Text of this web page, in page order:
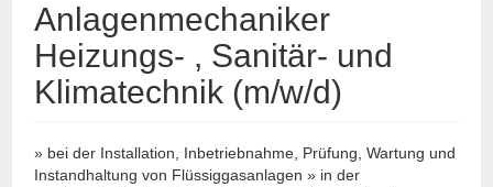
Anlagenmechaniker
Heizungs- , Sanitär- und
Klimatechnik (m/w/d)
» bei der Installation, Inbetriebnahme, Prüfung, Wartung und
Instandhaltung von Flüssiggasanlagen » in der